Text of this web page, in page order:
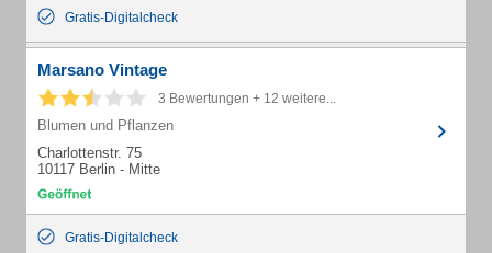
Gratis-Digitalcheck
Marsano Vintage
3 Bewertungen + 12 weitere...
Blumen und Pflanzen
Charlottenstr. 75
10117 Berlin - Mitte
Gratis-Digitalcheck